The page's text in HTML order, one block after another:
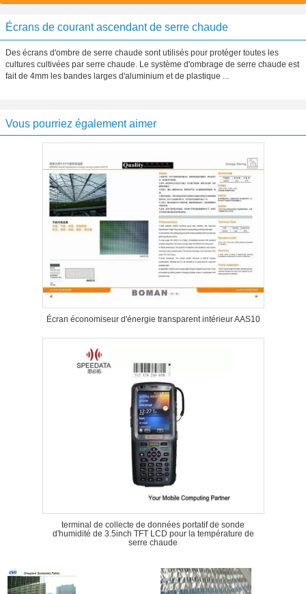
Écrans de courant ascendant de serre chaude
Des écrans d'ombre de serre chaude sont utilisés pour protéger toutes les
cultures cultivées par serre chaude. Le système d'ombrage de serre chaude est
fait de 4mm les bandes larges d'aluminium et de plastique ...
Vous pourriez également aimer
Écran économiseur d'énergie transparent intérieur AAS10
terminal de collecte de données portatif de sonde
d'humidité de 3.5inch TFT LCD pour la température de
serre chaude